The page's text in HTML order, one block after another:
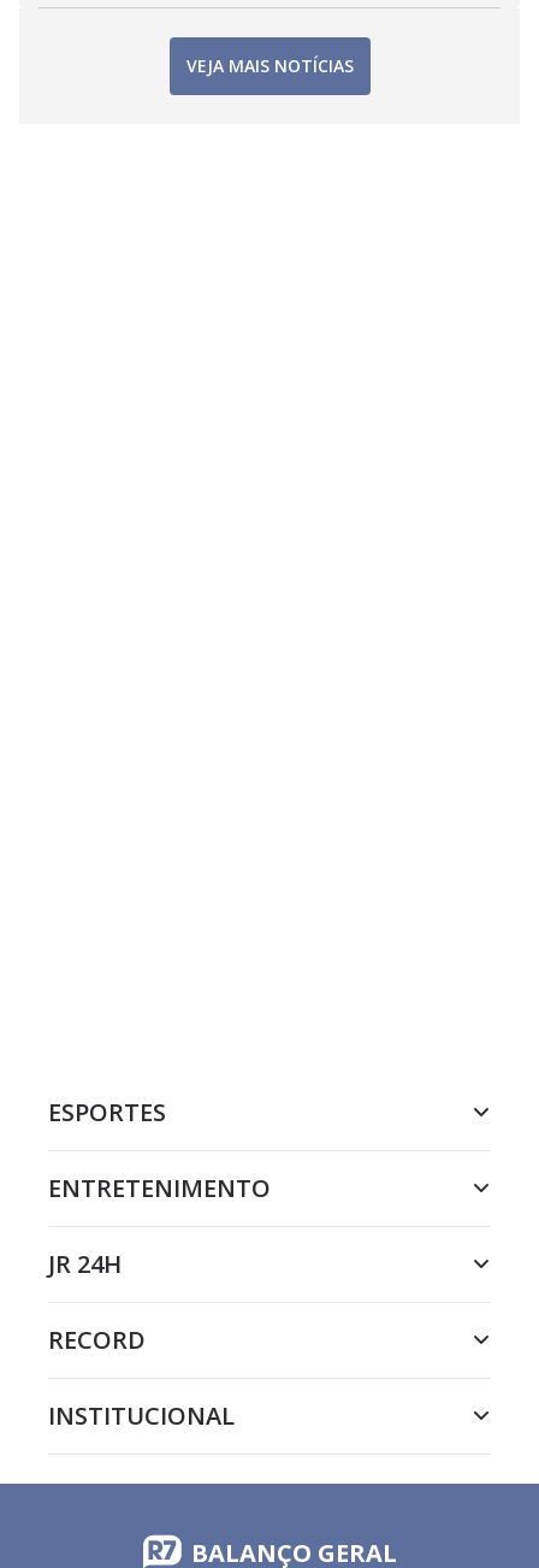
VEJA MAIS NOTÍCIAS
ESPORTES
ENTRETENIMENTO
JR 24H
RECORD
INSTITUCIONAL
BALANÇO GERAL